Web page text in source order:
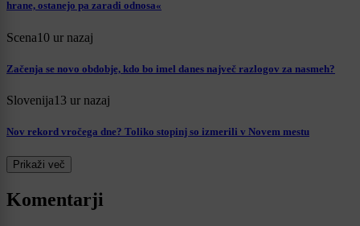
hrane, ostanejo pa zaradi odnosa«
Scena10 ur nazaj
Začenja se novo obdobje, kdo bo imel danes največ razlogov za nasmeh?
Slovenija13 ur nazaj
Nov rekord vročega dne? Toliko stopinj so izmerili v Novem mestu
Prikaži več
Komentarji